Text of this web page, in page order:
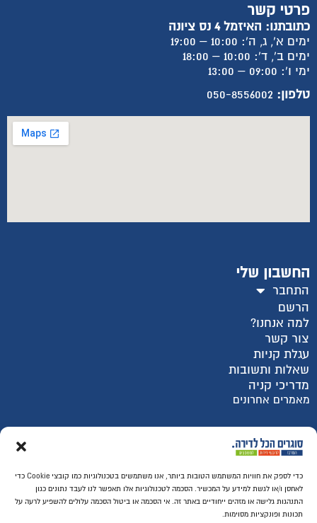
כדי לספק את חוויות המשתמש הטובות ביותר, אנו משתמשים בטכנולוגיות כמו קובצי Cookie כדי
לאחסן ו/או לגשת למידע על המכשיר. הסכמה לטכנולוגיות אלו תאפשר לנו לעבד נתונים כגון
התנהגות גלישה או מזהים ייחודיים באתר זה. אי הסכמה או ביטול הסכמה עלולים להשפיע לרעה על
תכונות ופונקציות מסוימות.
פרטי קשר
כתובתנו: האיזמל 4 נס ציונה
ימים א', ג, ה': 10:00 – 19:00
ימים ב', ד': 10:00 – 18:00
ימי ו': 09:00 – 13:00
טלפון: 050-8556002
החשבון שלי
התחבר
הרשם
למה אנחנו?
צור קשר
עגלת קניות
שאלות ותשובות
מדריכי קניה
מאמרים אחרונים
רכישה מאובטחת SSL